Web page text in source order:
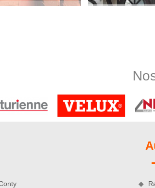
de démoussage de toiture une fois par
une toiture parfaitement nette et renforcée
en engageant l’entreprise
de couverture réalisés par nos soins, incluant